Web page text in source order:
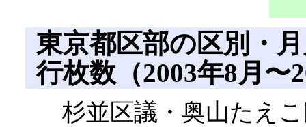
東京都区部の区別・
行枚数（2003年8月〜
杉並区議・奥山たえ